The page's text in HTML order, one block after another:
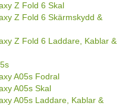
Z Fold 6 Skal
Z Fold 6 Skärmskydd &
Z Fold 6 Laddare, Kablar &
A05s Fodral
A05s Skal
A05s Laddare, Kablar &